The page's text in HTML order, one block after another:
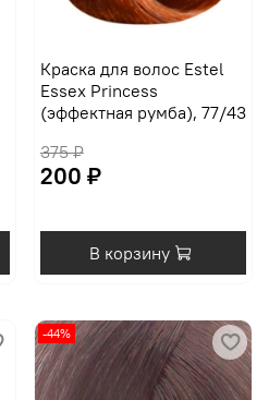
Краска для волос Estel
Essex Princess
(эффектная румба), 77/43
375 ₽
200 ₽
В корзину
-44%